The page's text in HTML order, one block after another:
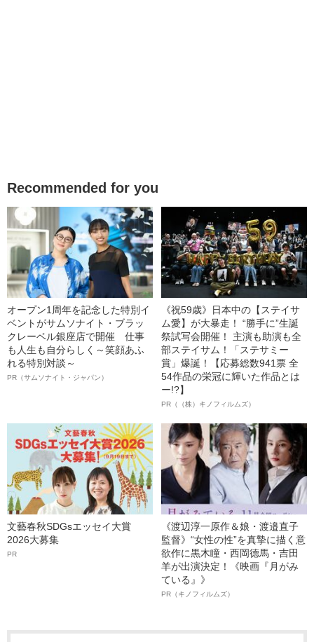
Recommended for you
オープン1周年を記念した特別イ
ベントがサムソナイト・ブラッ
クレーベル銀座店で開催 仕事
も人生も自分らしく～笑顔あふ
れる特別対談～
PR（サムソナイト・ジャパン）
《祝59歳》日本中の【ステイサ
ム愛】が大暴走！ “勝手に”生誕
祭試写会開催！ 主演も助演も全
部ステイサム！「ステサミー
賞」爆誕！【応募総数941票 全
54作品の栄冠に輝いた作品とは
ー!?】
PR（（株）キノフィルムズ）
文藝春秋SDGsエッセイ大賞
2026大募集
PR
《渡辺淳一原作＆娘・渡邉直子
監督》“女性の性”を真摯に描く意
欲作に黒木瞳・西岡德馬・吉田
羊が出演決定！《映画『月がみ
ている』》
PR（キノフィルムズ）